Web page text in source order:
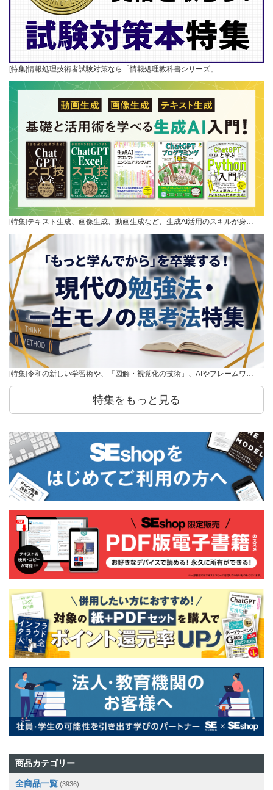
[特集]情報処理技術者試験対策なら「情報処理教科書シリーズ」
[特集]テキスト生成、画像生成、動画生成など、生成AI活用のスキルが身…
[特集]令和の新しい学習術や、「図解・視覚化の技術」、AIやフレームワ…
特集をもっと見る
商品カテゴリー
全商品一覧 (3936)